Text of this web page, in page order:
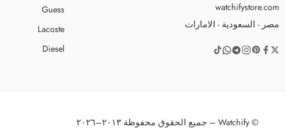
watchifystore.com
مصر - السعودية - الامارات
Guess
Lacoste
Diesel
© Watchify – جميع الحقوق محفوظة ٢٠١٣–٢٠٢٦